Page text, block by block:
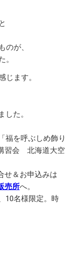
のが、
。
じます。
した。
福を呼ぶしめ飾り
習会 北海道大空
せ＆お申込みは
売所へ。
10名様限定。時